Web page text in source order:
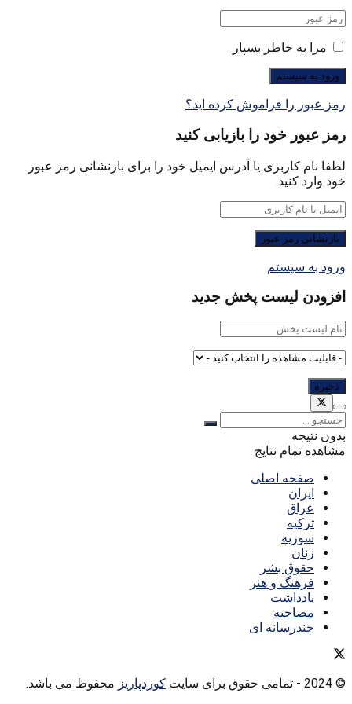
مرا به خاطر بسپار
رمز عبور را فراموش کرده اید؟
رمز عبور خود را بازیابی کنید
لطفا نام کاربری یا آدرس ایمیل خود را برای بازنشانی رمز عبور
خود وارد کنید.
ورود به سیستم
افزودن لیست پخش جدید
بدون نتیجه
مشاهده تمام نتایج
صفحه اصلی
ایران
عراق
ترکیه
سوریه
زنان
حقوق بشر
فرهنگ و هنر
یادداشت
مصاحبه
چندرسانه ای
© 2024 - تمامی حقوق برای سایت کوردپاریز محفوظ می باشد.